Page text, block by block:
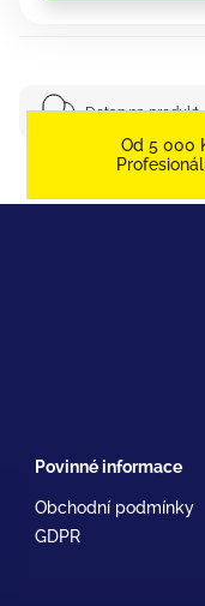
Od 5 000
Dotaz na produkt
Povinné informace
Obchodní podmínky
GDPR